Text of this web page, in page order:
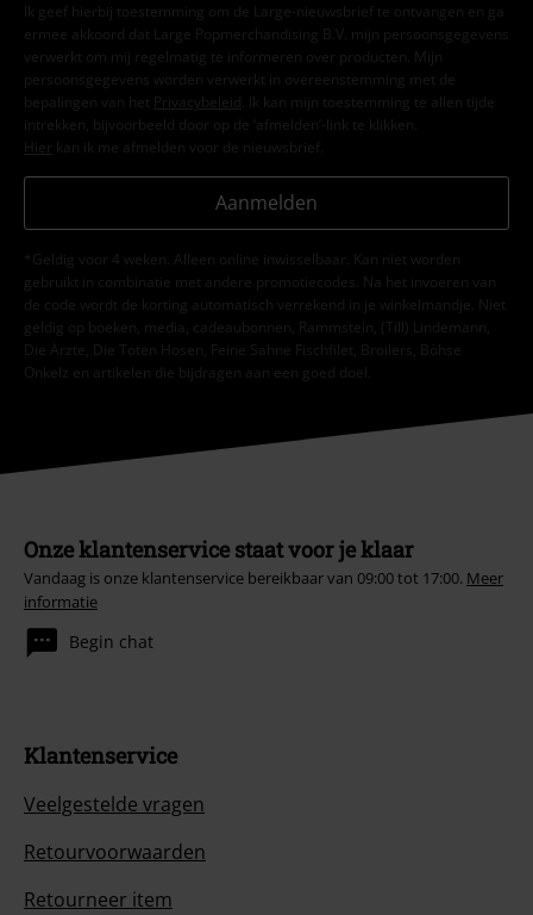
Ik geef hierbij toestemming om de Large-nieuwsbrief te ontvangen en ga
ermee akkoord dat Large Popmerchandising B.V. mijn persoonsgegevens
verwerkt om mij regelmatig te informeren over producten. Mijn
persoonsgegevens worden verwerkt in overeenstemming met de
bepalingen van het
Privacybeleid . Ik kan mijn toestemming te allen tijde
intrekken, bijvoorbeeld door op de ‘afmelden’-link te klikken.
Hier kan ik me afmelden voor de nieuwsbrief.
Aanmelden
*Geldig voor 4 weken. Alleen online inwisselbaar. Kan niet worden
gebruikt in combinatie met andere promotiecodes. Na het invoeren van
de code wordt de korting automatisch verrekend in je winkelmandje. Niet
geldig op boeken, media, cadeaubonnen, Rammstein, (Till) Lindemann,
Die Ärzte, Die Toten Hosen, Feine Sahne Fischfilet, Broilers, Böhse
Onkelz en artikelen die bijdragen aan een goed doel.
Onze klantenservice staat voor je klaar
Vandaag is onze klantenservice bereikbaar van 09:00 tot 17:00. Meer
informatie
Begin chat
Klantenservice
Veelgestelde vragen
Retourvoorwaarden
Retourneer item